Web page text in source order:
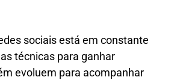
sociais está em constante
técnicas para ganhar
evoluem para acompanhar